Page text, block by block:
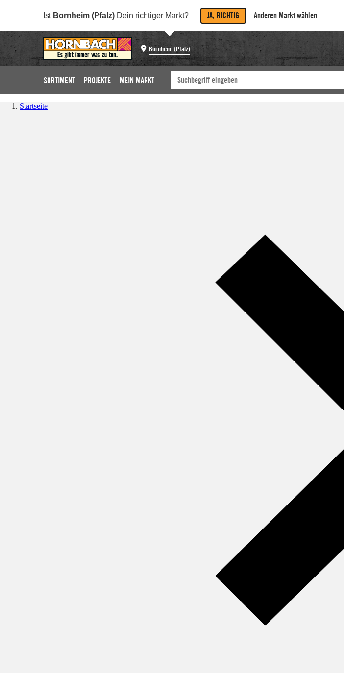
Ist Bornheim (Pfalz) Dein richtiger Markt? JA, RICHTIG Anderen Markt wählen
Bornheim (Pfalz)
SORTIMENT PROJEKTE MEIN MARKT
Startseite